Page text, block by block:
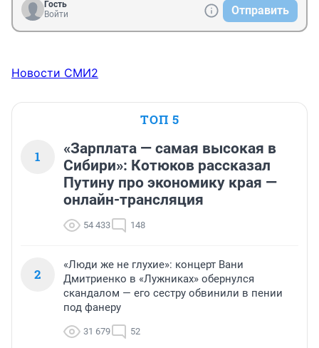
Гость
Войти
Отправить
Новости СМИ2
ТОП 5
1
«Зарплата — самая высокая в
Сибири»: Котюков рассказал
Путину про экономику края —
онлайн-трансляция
54 433 148
2
«Люди же не глухие»: концерт Вани
Дмитриенко в «Лужниках» обернулся
скандалом — его сестру обвинили в пении
под фанеру
31 679 52